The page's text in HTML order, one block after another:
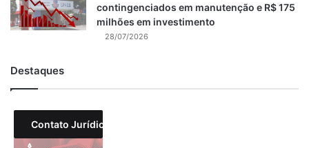
contingenciados em manutenção e R$ 175
milhões em investimento
28/07/2026
Destaques
Contato Jurídico